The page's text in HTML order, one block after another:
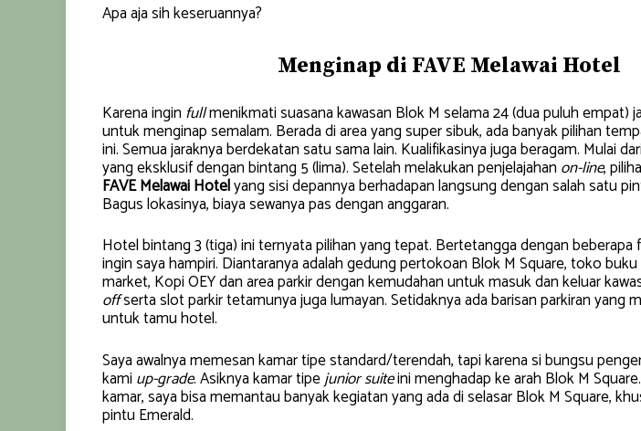
Apa aja sih keseruannya?
Menginap di FAVE Melawai Hotel
Karena ingin fullmenikmati suasana kawasan Blok M selama 24 (dua puluh empat)
untuk menginap semalam. Berada di area yang super sibuk, ada banyak pilihan
ini. Semua jaraknya berdekatan satu sama lain. Kualifikasinya juga beragam. Mulai dari
yang eksklusif dengan bintang 5 (lima). Setelah melakukan penjelajahan on-line,
FAVE Melawai Hotelyang sisi depannya berhadapan langsung dengan salah satu
Bagus lokasinya, biaya sewanya pas dengan anggaran.
Hotel bintang 3 (tiga) ini ternyata pilihan yang tepat. Bertetangga dengan beberapa
ingin saya hampiri. Diantaranya adalah gedung pertokoan Blok M Square, toko buku
market, Kopi OEY dan area parkir dengan kemudahan untuk masuk dan keluar
offserta slot parkir tetamunya juga lumayan. Setidaknya ada barisan parkiran yang
untuk tamu hotel.
Saya awalnya memesan kamar tipe standard/terendah, tapi karena si bungsu
kami up-grade. Asiknya kamar tipejunior suiteini menghadap ke arah Blok M
kamar, saya bisa memantau banyak kegiatan yang ada di selasar Blok M Square,
pintu Emerald.